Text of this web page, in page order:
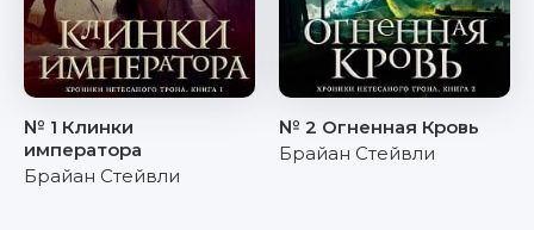
№ 1 Клинки
императора
Брайан Стейвли
№ 2 Огненная Кровь
Брайан Стейвли